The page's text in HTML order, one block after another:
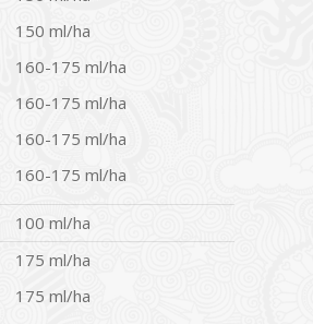
150 ml/ha
160-175 ml/ha
160-175 ml/ha
160-175 ml/ha
160-175 ml/ha
100 ml/ha
175 ml/ha
175 ml/ha